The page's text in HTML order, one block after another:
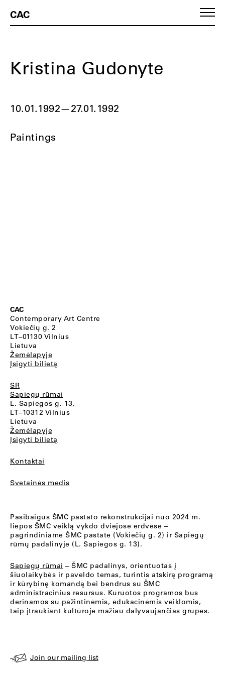
CAC
Kristina Gudonyte
10.01.1992—27.01.1992
Paintings
CAC
Contemporary Art Centre
Vokiečių g. 2
LT–01130 Vilnius
Lietuva
Žemėlapyje
Įsigyti bilietą
SR
Sapiegų rūmai
L. Sapiegos g. 13,
LT–10312 Vilnius
Lietuva
Žemėlapyje
Įsigyti bilietą
Kontaktai
Svetainės medis
Pasibaigus ŠMC pastato rekonstrukcijai nuo 2024 m.
liepos ŠMC veiklą vykdo dviejose erdvėse –
pagrindiniame ŠMC pastate (Vokiečių g. 2) ir Sapiegų
rūmų padalinyje (L. Sapiegos g. 13).
Sapiegų rūmai – ŠMC padalinys, orientuotas į
šiuolaikybės ir paveldo temas, turintis atskirą programą
ir kūrybinę komandą bei bendrus su ŠMC
administracinius resursus. Kuruotos programos bus
derinamos su pažintinėmis, edukacinėmis veiklomis,
taip įtraukiant kultūroje mažiau dalyvaujančias grupes.
Join our mailing list